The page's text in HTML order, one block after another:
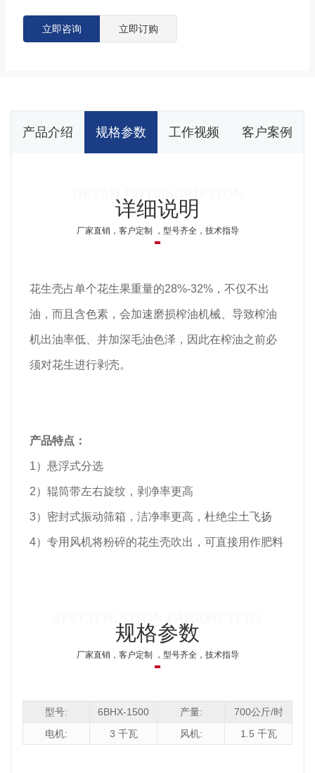
立即咨询 立即订购
产品介绍 规格参数 工作视频 客户案例
详细说明
厂家直销，客户定制 ，型号齐全，技术指导
花生壳占单个花生果重量的28%-32%，不仅不出
油，而且含色素，会加速磨损榨油机械、导致榨油
机出油率低、并加深毛油色泽，因此在榨油之前必
须对花生进行剥壳。
产品特点：
1）悬浮式分选
2）辊筒带左右旋纹，剥净率更高
3）密封式振动筛箱，洁净率更高，杜绝尘土飞扬
4）专用风机将粉碎的花生壳吹出，可直接用作肥料
规格参数
厂家直销，客户定制 ，型号齐全，技术指导
型号: 6BHX-1500 产量:
700公斤/时
电机:
3 千瓦 风机: 1.5 千瓦